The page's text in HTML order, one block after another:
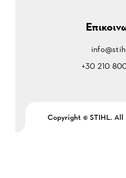
+30 210
Copyright © STIHL. All